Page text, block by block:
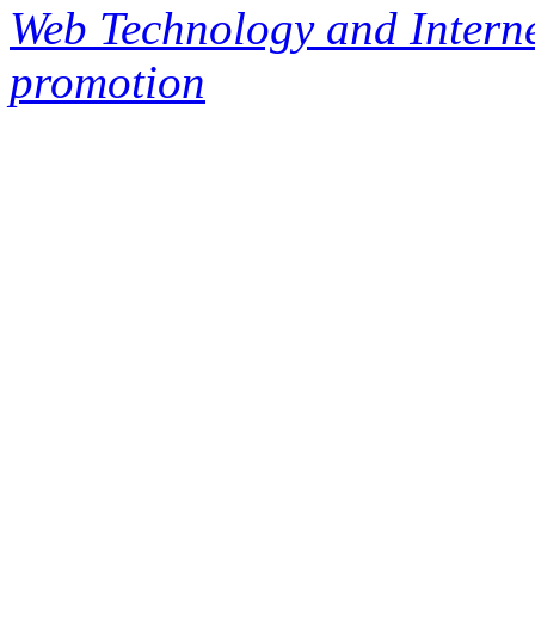
Web Technology and
promotion